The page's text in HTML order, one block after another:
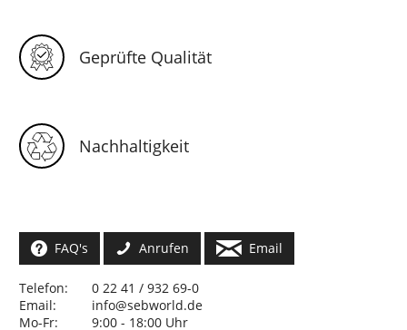
Geprüfte Qualität
Nachhaltigkeit
FAQ's Anrufen Email
Telefon:
0 22 41 / 932 69-0
Email:
info@sebworld.de
Mo-Fr:
9:00 - 18:00 Uhr